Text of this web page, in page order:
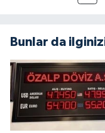
Bunlar da